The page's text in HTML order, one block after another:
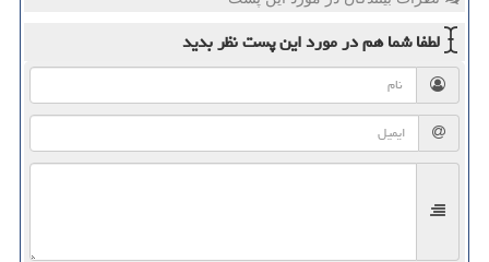
لطفا شما همدر مورد این پستنظر بدید